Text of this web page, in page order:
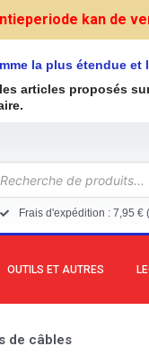
kan de
la plus étendue et
articles proposés
Frais d'expédition : 7,95 €
OUTILS ET AUTRES
de câbles